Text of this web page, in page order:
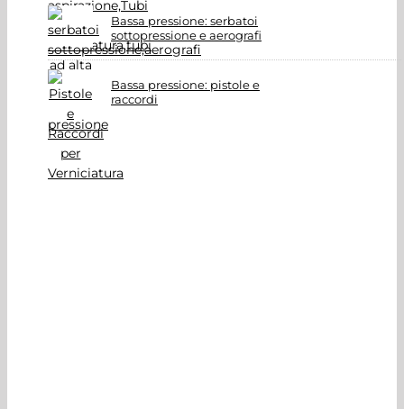
Bassa pressione: serbatoi
sottopressione e aerografi
Bassa pressione: pistole e
raccordi